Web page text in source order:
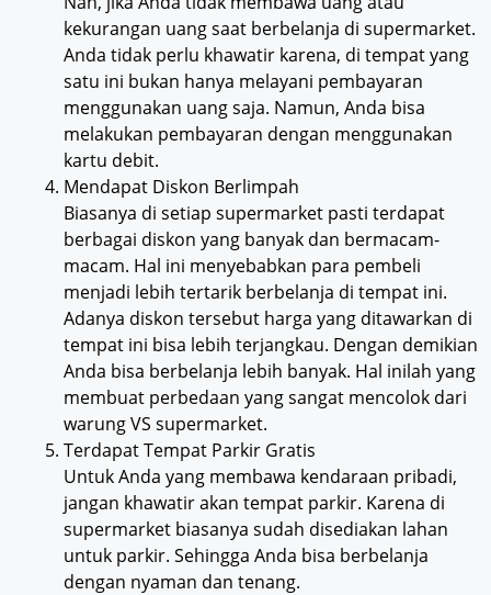
kekurangan uang saat berbelanja di supermarket.
Anda tidak perlu khawatir karena, di tempat yang
satu ini bukan hanya melayani pembayaran
menggunakan uang saja. Namun, Anda bisa
melakukan pembayaran dengan menggunakan
kartu debit.
Mendapat Diskon Berlimpah
Biasanya di setiap supermarket pasti terdapat
berbagai diskon yang banyak dan bermacam-
macam. Hal ini menyebabkan para pembeli
menjadi lebih tertarik berbelanja di tempat ini.
Adanya diskon tersebut harga yang ditawarkan di
tempat ini bisa lebih terjangkau. Dengan demikian
Anda bisa berbelanja lebih banyak. Hal inilah yang
membuat perbedaan yang sangat mencolok dari
warung VS supermarket.
Terdapat Tempat Parkir Gratis
Untuk Anda yang membawa kendaraan pribadi,
jangan khawatir akan tempat parkir. Karena di
supermarket biasanya sudah disediakan lahan
untuk parkir. Sehingga Anda bisa berbelanja
dengan nyaman dan tenang.